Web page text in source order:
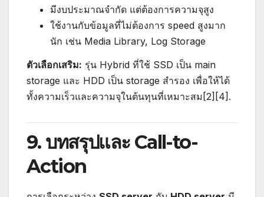
มีงบประมาณจำกัด แต่ต้องการความจุสูง
ใช้งานกับข้อมูลที่ไม่ต้องการ speed สูงมาก
นัก เช่น Media Library, Log Storage
ตัวเลือกเสริม: รุ่น Hybrid ที่ใช้ SSD เป็น main
storage และ HDD เป็น storage สำรอง เพื่อให้ได้
ทั้งความเร็วและความจุในต้นทุนที่เหมาะสม[2][4].
9. บทสรุปและ Call-to-
Action